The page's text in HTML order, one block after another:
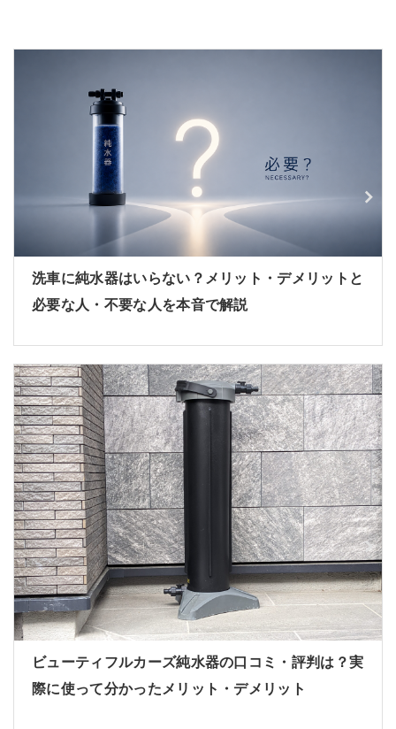
洗車に純水器はいらない？メリット・デメリットと
必要な人・不要な人を本音で解説
ビューティフルカーズ純水器の口コミ・評判は？実
際に使って分かったメリット・デメリット